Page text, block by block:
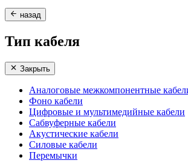
назад
Тип кабеля
Закрыть
Аналоговые межкомпонентные
Фоно кабели
Цифровые и мультимедийные кабели
Сабвуферные кабели
Акустические кабели
Силовые кабели
Перемычки